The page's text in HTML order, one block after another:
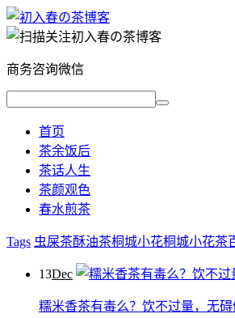
商务咨询微信
首页
茶余饭后
茶话人生
茶颜观色
春水煎茶
Tags 虫屎茶酥油茶桐城小花桐城小花茶
13Dec
糯米香茶有毒么？饮不过量，无